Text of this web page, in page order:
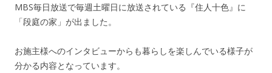
MBS毎日放送で毎週土曜日に放送されている『住人十色』に
「段庭の家」が出ました。
お施主様へのインタビューからも暮らしを楽しんでいる様子が
分かる内容となっています。